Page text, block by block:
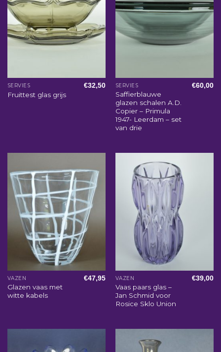
SERVIES
Fruittest glas grijs
€32,50 SERVIES
Saffierblauwe
glazen schalen A.D.
Copier – Primula
1947- Leerdam – set
van drie
€60,00
VAZEN
Glazen vaas met
witte kabels
€47,95 VAZEN
Vaas paars glas –
Jan Schmid voor
Rosice Sklo Union
€39,00